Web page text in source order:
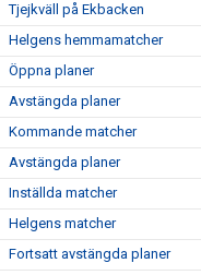
Tjejkväll på Ekbacken
Helgens hemmamatcher
Öppna planer
Avstängda planer
Kommande matcher
Avstängda planer
Inställda matcher
Helgens matcher
Fortsatt avstängda planer